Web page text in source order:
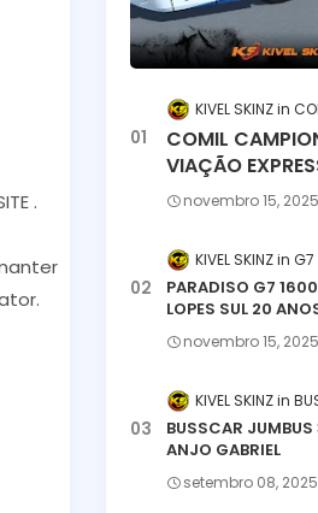
.
KIVEL SKINZ
COMIL
VIAÇÃO
novembro 15, 2025
KIVEL SKINZ G7
PARADISO G7
LOPES SUL 20
novembro 15, 2025
KIVEL SKINZ
BUSSCAR
ANJO GABRIEL
setembro 08, 2025